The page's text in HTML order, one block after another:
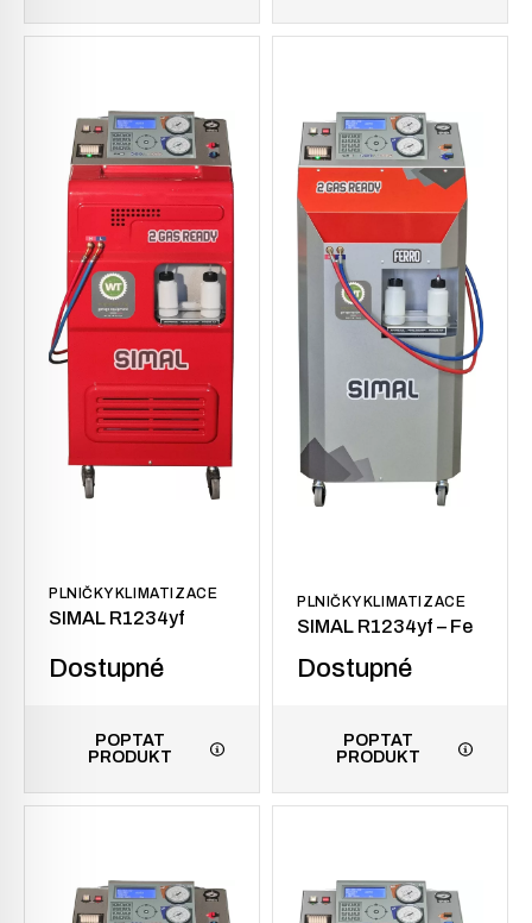
PLNIČKY KLIMATIZACE
SIMAL R1234yf
Dostupné
POPTAT
PRODUKT
PLNIČKY KLIMATIZACE
SIMAL R1234yf – Fe
Dostupné
POPTAT
PRODUKT